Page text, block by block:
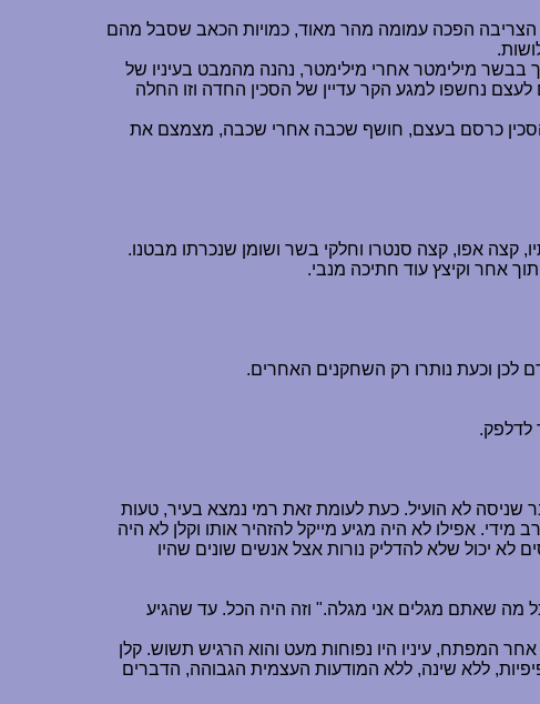
הצריבה הפכה עמומה מהר מאוד, כמויות הכאב שסבל מהם
מילימטר אחרי מילימטר, נהנה מהמבט בעיניו של
נחשפו למגע הקר עדיין של הסכין החדה וזו החלה
הסכין כרסם בעצם, חושף שכבה אחרי שכבה, מצמצם את
קצה אפו, קצה סנטרו וחלקי בשר ושומן שנכרתו מבטנו.
אחר וקיצץ עוד חתיכה מנבי.
לכן וכעת נותרו רק השחקנים האחרים.
לדלפק.
שניסה לא הועיל. כעת לעומת זאת רמי נמצא בעיר, טעות
אפילו לא היה מגיע מייקל להזהיר אותו וקלן לא היה
יכול שלא להדליק נורות אצל אנשים שונים שהיו
מה שאתם מגלים אני מגלה." וזה היה הכל. עד שהגיע
המפתח, עיניו היו נפוחות מעט והוא הרגיש תשוש. קלן
ללא שינה, ללא המודעות העצמית הגבוהה, הדברים